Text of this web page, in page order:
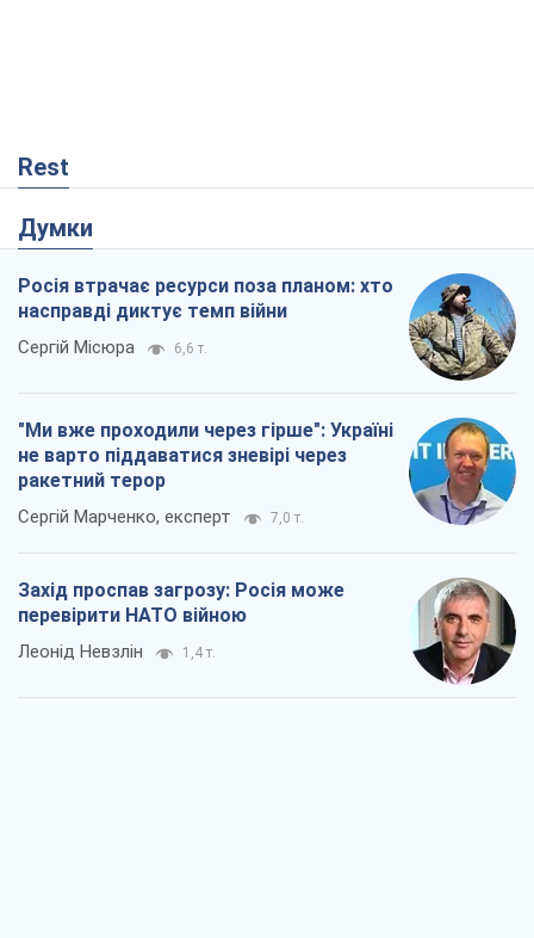
Rest
Думки
Росія втрачає ресурси поза планом: хто
насправді диктує темп війни
Сергій Місюра 6,6 т.
"Ми вже проходили через гірше": Україні
не варто піддаватися зневірі через
ракетний терор
Сергій Марченко, експерт 7,0 т.
Захід проспав загрозу: Росія може
перевірити НАТО війною
Леонід Невзлін 1,4 т.